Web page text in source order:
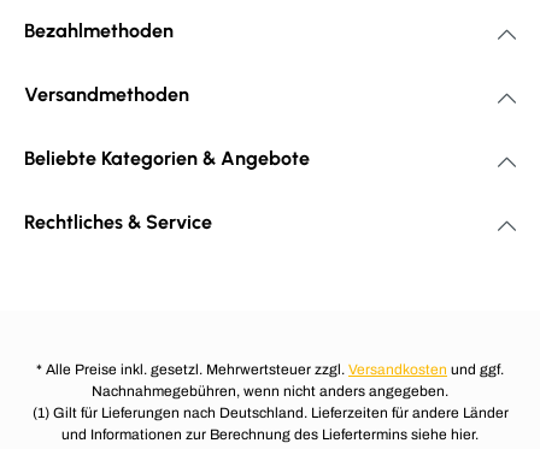
Bezahlmethoden
Versandmethoden
Beliebte Kategorien & Angebote
Rechtliches & Service
* Alle Preise inkl. gesetzl. Mehrwertsteuer zzgl. Versandkosten und ggf.
Nachnahmegebühren, wenn nicht anders angegeben.
(1) Gilt für Lieferungen nach Deutschland. Lieferzeiten für andere Länder
und Informationen zur Berechnung des Liefertermins siehe hier.